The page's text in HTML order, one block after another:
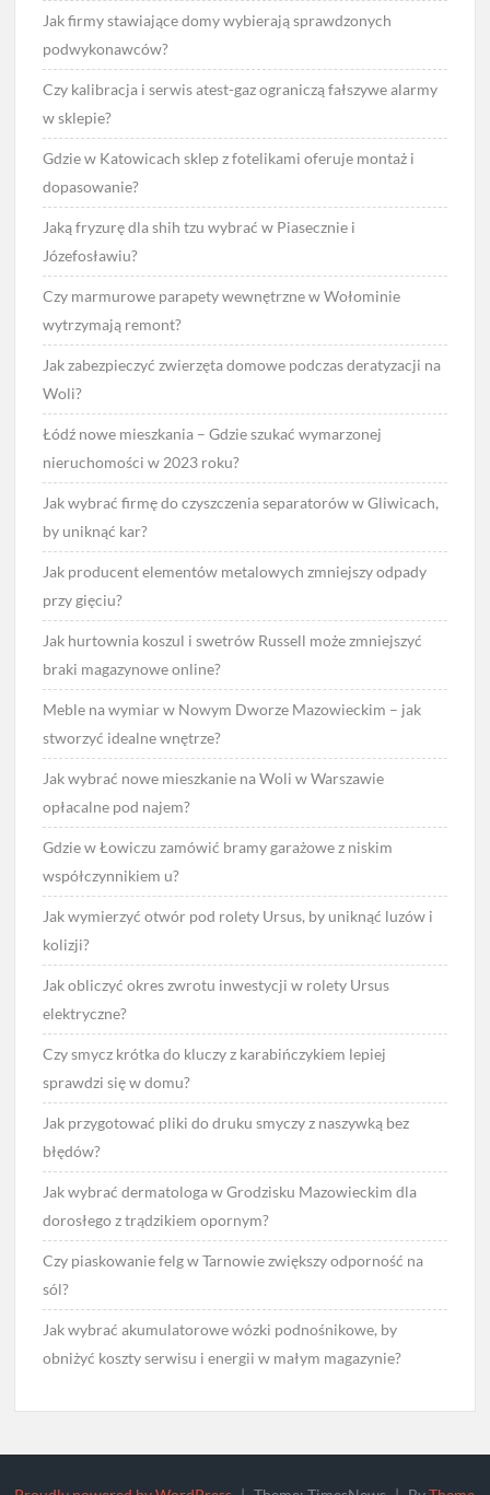
Jak firmy stawiające domy wybierają sprawdzonych
podwykonawców?
Czy kalibracja i serwis atest-gaz ograniczą fałszywe alarmy
w sklepie?
Gdzie w Katowicach sklep z fotelikami oferuje montaż i
dopasowanie?
Jaką fryzurę dla shih tzu wybrać w Piasecznie i
Józefosławiu?
Czy marmurowe parapety wewnętrzne w Wołominie
wytrzymają remont?
Jak zabezpieczyć zwierzęta domowe podczas deratyzacji na
Woli?
Łódź nowe mieszkania – Gdzie szukać wymarzonej
nieruchomości w 2023 roku?
Jak wybrać firmę do czyszczenia separatorów w Gliwicach,
by uniknąć kar?
Jak producent elementów metalowych zmniejszy odpady
przy gięciu?
Jak hurtownia koszul i swetrów Russell może zmniejszyć
braki magazynowe online?
Meble na wymiar w Nowym Dworze Mazowieckim – jak
stworzyć idealne wnętrze?
Jak wybrać nowe mieszkanie na Woli w Warszawie
opłacalne pod najem?
Gdzie w Łowiczu zamówić bramy garażowe z niskim
współczynnikiem u?
Jak wymierzyć otwór pod rolety Ursus, by uniknąć luzów i
kolizji?
Jak obliczyć okres zwrotu inwestycji w rolety Ursus
elektryczne?
Czy smycz krótka do kluczy z karabińczykiem lepiej
sprawdzi się w domu?
Jak przygotować pliki do druku smyczy z naszywką bez
błędów?
Jak wybrać dermatologa w Grodzisku Mazowieckim dla
dorosłego z trądzikiem opornym?
Czy piaskowanie felg w Tarnowie zwiększy odporność na
sól?
Jak wybrać akumulatorowe wózki podnośnikowe, by
obniżyć koszty serwisu i energii w małym magazynie?